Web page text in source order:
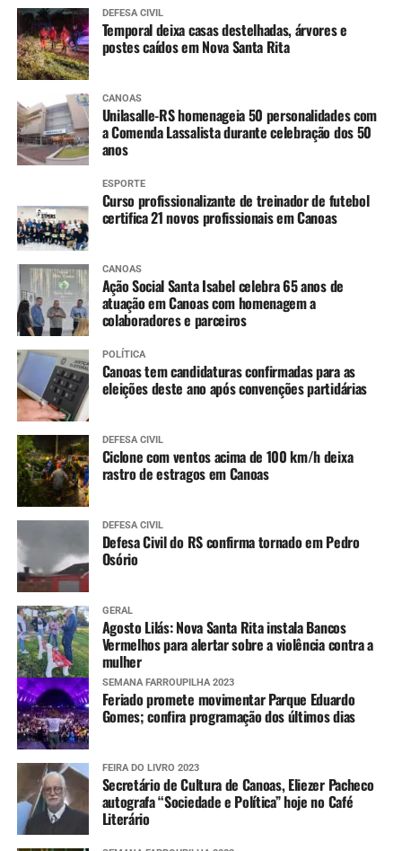
DEFESA CIVIL
Temporal deixa casas destelhadas, árvores e
postes caídos em Nova Santa Rita
CANOAS
Unilasalle-RS homenageia 50 personalidades com
a Comenda Lassalista durante celebração dos 50
anos
ESPORTE
Curso profissionalizante de treinador de futebol
certifica 21 novos profissionais em Canoas
CANOAS
Ação Social Santa Isabel celebra 65 anos de
atuação em Canoas com homenagem a
colaboradores e parceiros
POLÍTICA
Canoas tem candidaturas confirmadas para as
eleições deste ano após convenções partidárias
DEFESA CIVIL
Ciclone com ventos acima de 100 km/h deixa
rastro de estragos em Canoas
DEFESA CIVIL
Defesa Civil do RS confirma tornado em Pedro
Osório
GERAL
Agosto Lilás: Nova Santa Rita instala Bancos
Vermelhos para alertar sobre a violência contra a
mulher
SEMANA FARROUPILHA 2023
Feriado promete movimentar Parque Eduardo
Gomes; confira programação dos últimos dias
FEIRA DO LIVRO 2023
Secretário de Cultura de Canoas, Eliezer Pacheco
autografa “Sociedade e Política” hoje no Café
Literário